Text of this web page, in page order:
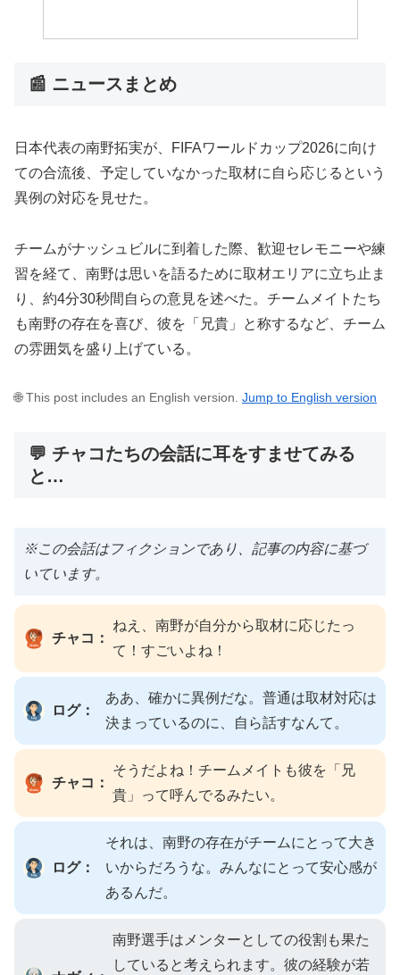
📰 ニュースまとめ
日本代表の南野拓実が、FIFAワールドカップ2026に向け
ての合流後、予定していなかった取材に自ら応じるという
異例の対応を見せた。
チームがナッシュビルに到着した際、歓迎セレモニーや練
習を経て、南野は思いを語るために取材エリアに立ち止ま
り、約4分30秒間自らの意見を述べた。チームメイトたち
も南野の存在を喜び、彼を「兄貴」と称するなど、チーム
の雰囲気を盛り上げている。
🌐 This post includes an English version. Jump to English version
💬 チャコたちの会話に耳をすませてみる
と…
※この会話はフィクションであり、記事の内容に基づ
いています。
チャコ：
ねえ、南野が自分から取材に応じたっ
て！すごいよね！
ログ：
ああ、確かに異例だな。普通は取材対応は
決まっているのに、自ら話すなんて。
チャコ：
そうだよね！チームメイトも彼を「兄
貴」って呼んでるみたい。
ログ：
それは、南野の存在がチームにとって大き
いからだろうな。みんなにとって安心感が
あるんだ。
南野選手はメンターとしての役割も果た
していると考えられます。彼の経験が若